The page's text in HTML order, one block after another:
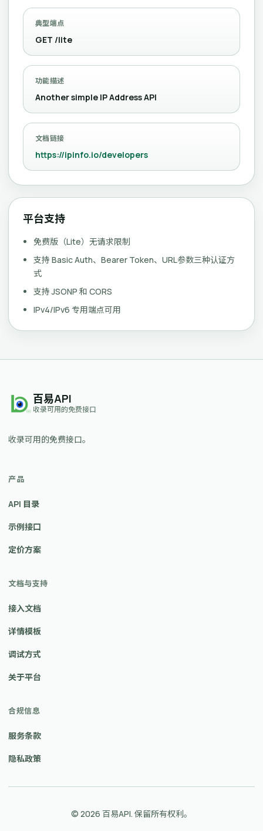
典型端点
GET /lite
功能描述
Another simple IP Address API
文档链接
https://ipinfo.io/developers
平台支持
免费版（Lite）无请求限制
支持 Basic Auth、Bearer Token、URL参数三种认证方
式
支持 JSONP 和 CORS
IPv4/IPv6 专用端点可用
百易API
收录可用的免费接口
收录可用的免费接口。
产品
API 目录
示例接口
定价方案
文档与支持
接入文档
详情模板
调试方式
关于平台
合规信息
服务条款
隐私政策
© 2026 百易API. 保留所有权利。